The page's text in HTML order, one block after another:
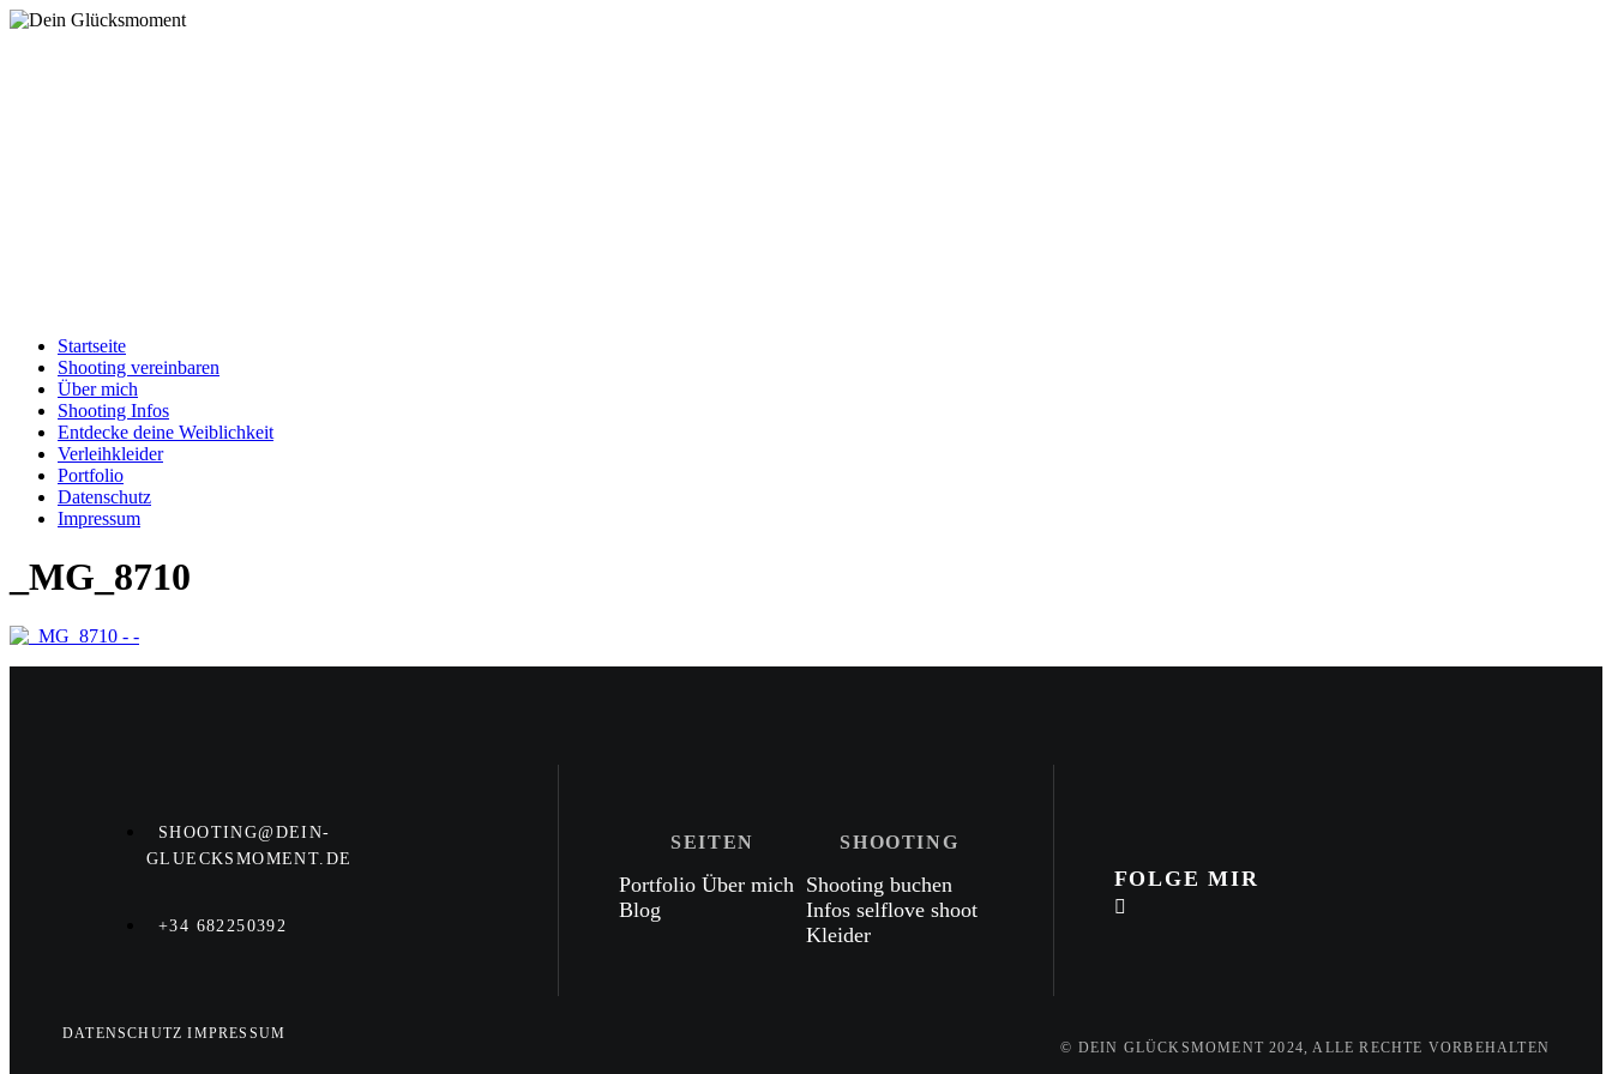
Startseite
Shooting vereinbaren
Über mich
Shooting Infos
Entdecke deine Weiblichkeit
Verleihkleider
Portfolio
Datenschutz
Impressum
_MG_8710
SHOOTING@DEIN-
GLUECKSMOMENT.DE
+34 682250392
SEITEN
PortfolioÜber mich
Blog
SHOOTING
Shooting buchen
Infos selflove shoot
Kleider
FOLGE MIR
DATENSCHUTZIMPRESSUM
© DEIN GLÜCKSMOMENT 2024, ALLE RECHTE VORBEHALTEN